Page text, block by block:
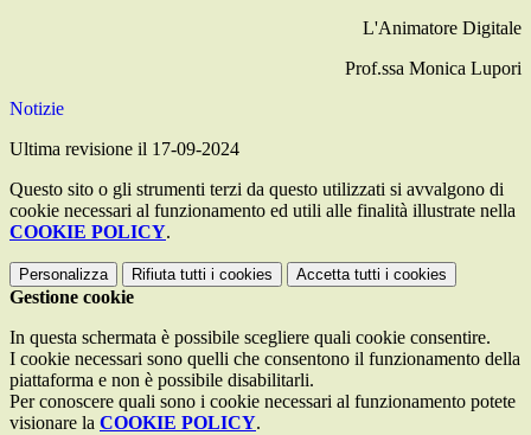
L'Animatore Digitale
Prof.ssa Monica Lupori
Notizie
Ultima revisione il 17-09-2024
Questo sito o gli strumenti terzi da questo utilizzati si avvalgono di
cookie necessari al funzionamento ed utili alle finalità illustrate nella
COOKIE POLICY.
Personalizza Rifiuta tutti i cookies Accetta tutti i cookies
Gestione cookie
In questa schermata è possibile scegliere quali cookie consentire.
I cookie necessari sono quelli che consentono il funzionamento della
piattaforma e non è possibile disabilitarli.
Per conoscere quali sono i cookie necessari al funzionamento potete
visionare la COOKIE POLICY.